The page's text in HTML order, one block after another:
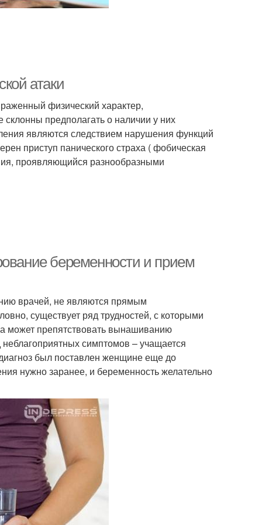
атаки
физический характер,
предполагать о наличии у них
являются следствием нарушения функций
приступ панического страха ( фобическая
проявляющийся разнообразными
беременности и прием
врачей, не являются прямым
существует ряд трудностей, с которыми
может препятствовать вынашиванию
симптомов – учащается
был поставлен женщине еще до
нужно заранее, и беременность желательно